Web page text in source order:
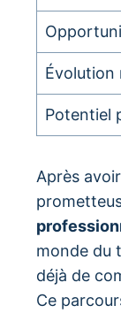
Évolution
Potentiel
Après
monde du
déjà de
Ce